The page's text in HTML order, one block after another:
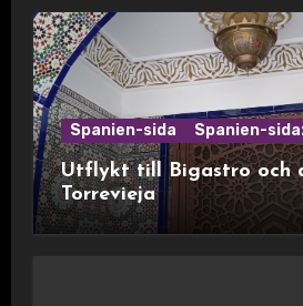
Spanien-sida Spanien-
Utflykt till Bigastro och
Torrevieja